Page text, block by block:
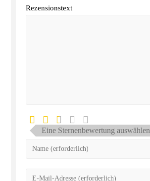
Rezensionstext
Eine Sternenbewertung auswählen